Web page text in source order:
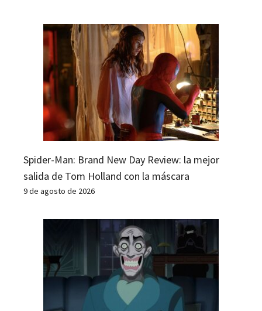
Spider-Man: Brand New Day Review: la mejor
salida de Tom Holland con la máscara
9 de agosto de 2026